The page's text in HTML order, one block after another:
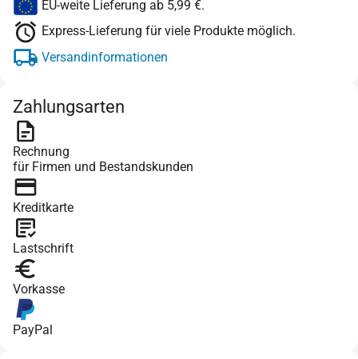
EU-weite Lieferung ab 5,99 €.
Express-Lieferung für viele Produkte möglich.
Versandinformationen
Zahlungsarten
Rechnung
für Firmen und Bestandskunden
Kreditkarte
Lastschrift
Vorkasse
PayPal